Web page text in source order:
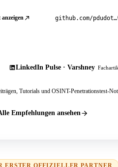
github.com/pdudotdev/ofm
LinkedIn Pulse · Varshney
Tutorials und OSINT-Penetrationstest-
Empfehlungen ansehen
ERSTER OFFIZIELLER PARTNER